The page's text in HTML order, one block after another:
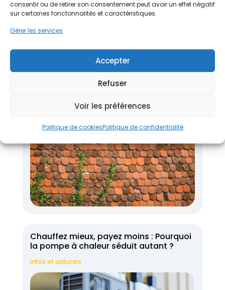
consentir ou de retirer son consentement peut avoir un effet négatif
sur certaines fonctonnalités et caractéristiques.
Gérer les services
Accepter
Refuser
Voir les préférences
Politique de cookiesPolitique de confidentialité
Nettoyage toiture : quand, comment et
Chauffez mieux, payez moins : Pourquoi
la pompe à chaleur séduit autant ?
Infos et astuces